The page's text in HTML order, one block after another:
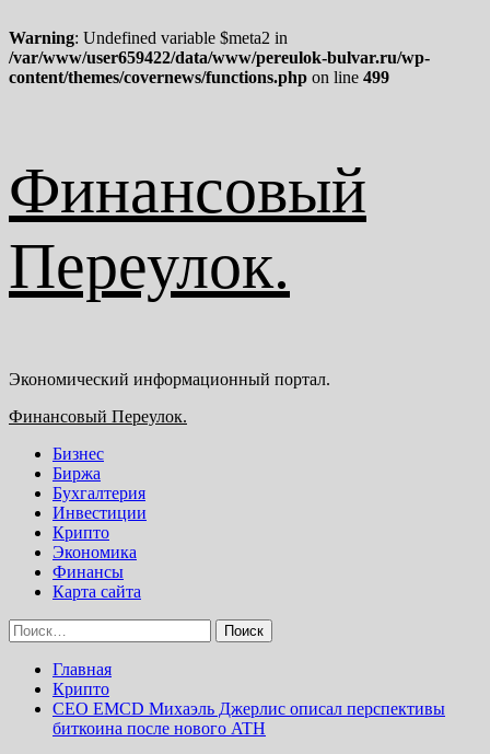
Warning: Undefined variable $meta2 in
/var/www/user659422/data/www/pereulok-bulvar.ru/wp-
content/themes/covernews/functions.php on line 499
к
содержимому
Финансовый
Переулок.
Экономический информационный портал.
Основное
Финансовый Переулок.
Бизнес
Биржа
Бухгалтерия
Инвестиции
Крипто
Экономика
Финансы
Карта сайта
Найти:
Главная
Крипто
СЕО EMCD Михаэль Джерлис описал перспективы
биткоина после нового ATH